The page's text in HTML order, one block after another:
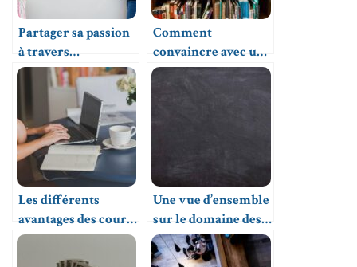
Partager sa passion
à travers
l’enseignement
Comment
convaincre avec une
annonce de tutorat
accrocheuse sur
Les différents
avantages des cours
particuliers à
domicile
Une vue d’ensemble
sur le domaine des
cours particuliers
en France